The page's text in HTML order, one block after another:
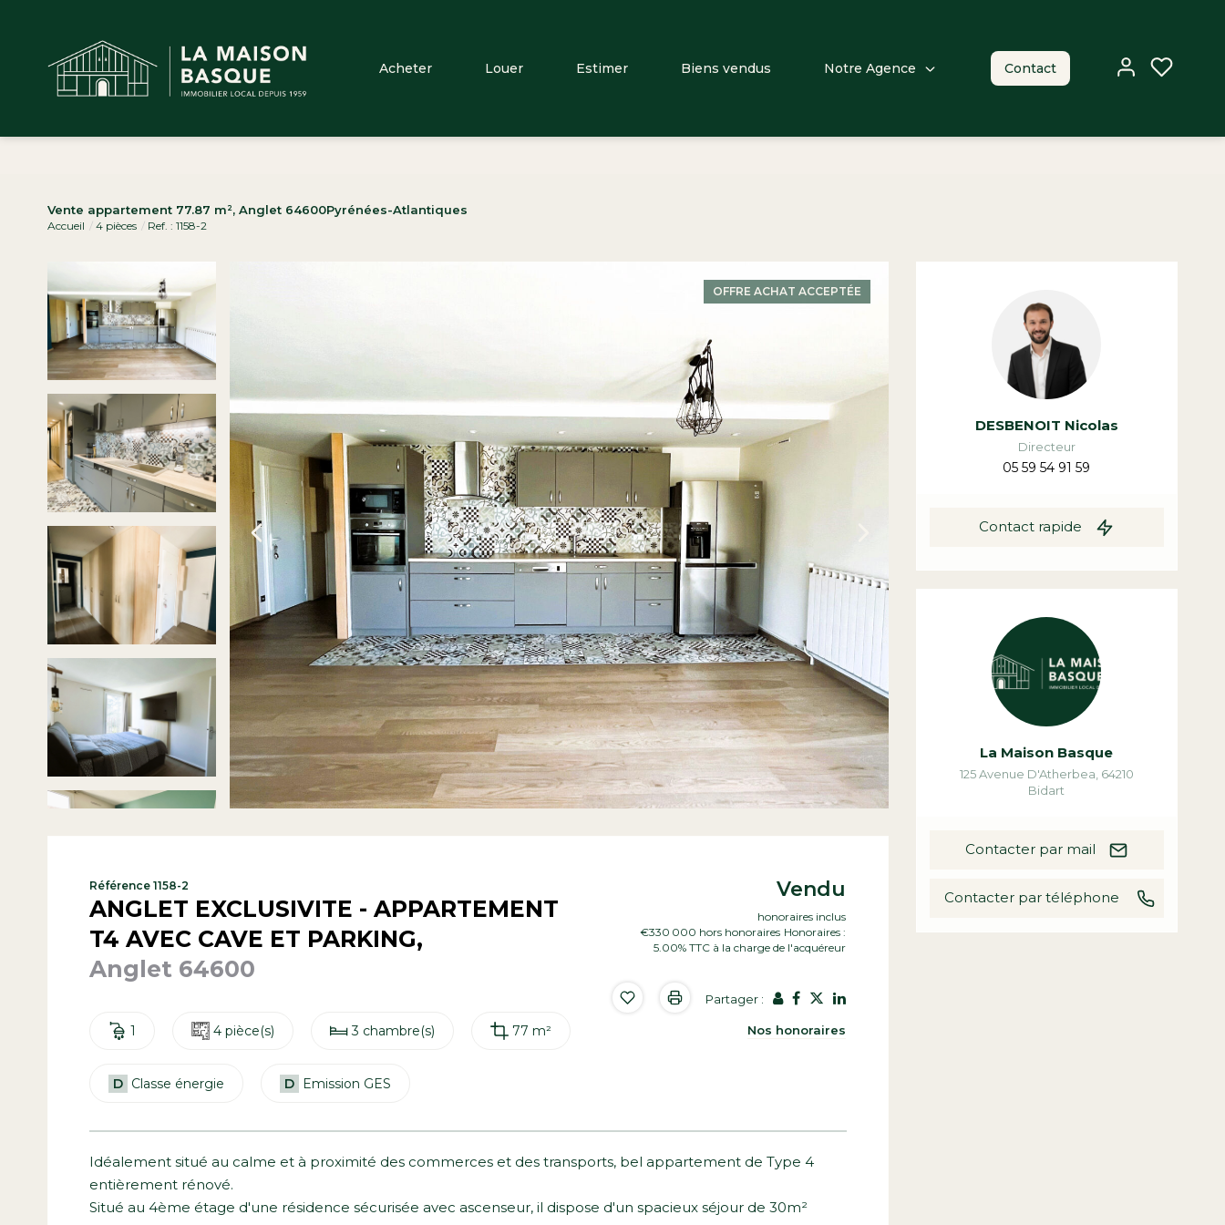
Acheter Louer Estimer Biens vendus Notre Agence Contact
Vente appartement 77.87 m², Anglet 64600Pyrénées-Atlantiques
Accueil 4 pièces Ref. : 1158-2
OFFRE ACHAT ACCEPTÉE
Référence 1158-2
ANGLET EXCLUSIVITE - APPARTEMENT
T4 AVEC CAVE ET PARKING,
Anglet 64600
1 4 pièce(s) 3 chambre(s) 77 m²
D Classe énergie D Emission GES
Vendu
honoraires inclus
€330 000 hors honoraires Honoraires :
5.00% TTC à la charge de l'acquéreur
Partager :
Nos honoraires
Idéalement situé au calme et à proximité des commerces et des transports, bel appartement de Type 4
entièrement rénové.
Situé au 4ème étage d'une résidence sécurisée avec ascenseur, il dispose d'un spacieux séjour de 30m²
DESBENOIT Nicolas
Directeur
05 59 54 91 59
Contact rapide
La Maison Basque
125 Avenue D'Atherbea 64210
Bidart
Contacter par mail
Contacter par téléphone